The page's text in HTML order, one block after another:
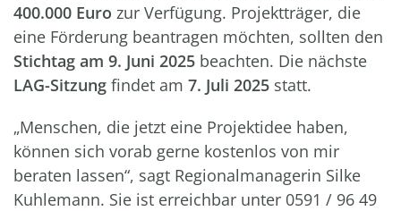
400.000 Euro zur Verfügung. Projektträger, die
eine Förderung beantragen möchten, sollten den
Stichtag am 9. Juni 2025 beachten. Die nächste
LAG-Sitzung findet am 7. Juli 2025 statt.
„Menschen, die jetzt eine Projektidee haben,
können sich vorab gerne kostenlos von mir
beraten lassen“, sagt Regionalmanagerin Silke
Kuhlemann. Sie ist erreichbar unter 0591 / 96 49